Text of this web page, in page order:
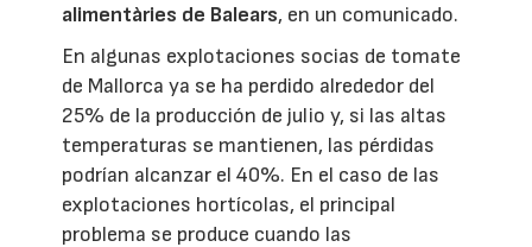
alimentàries de Balears, en un comunicado.
En algunas explotaciones socias de tomate
de Mallorca ya se ha perdido alrededor del
25% de la producción de julio y, si las altas
temperaturas se mantienen, las pérdidas
podrían alcanzar el 40%. En el caso de las
explotaciones hortícolas, el principal
problema se produce cuando las